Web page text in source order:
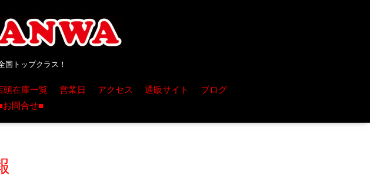
国トップクラス！
頭在庫一覧 営業日 アクセス 通販サイト
ブログ
お問合せ■